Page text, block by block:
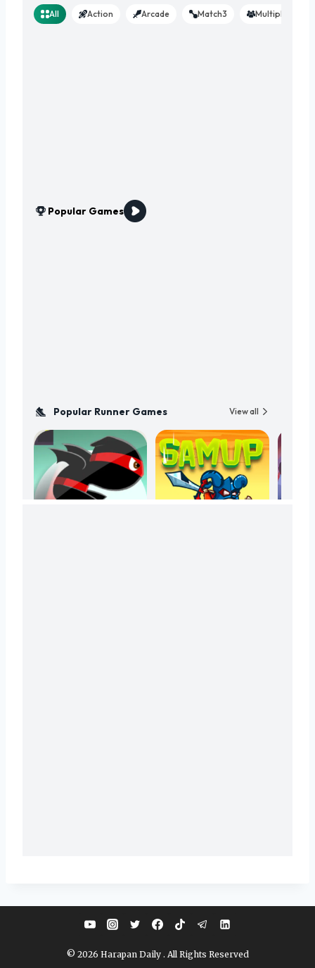
© 2026 Harapan Daily . All Rights Reserved